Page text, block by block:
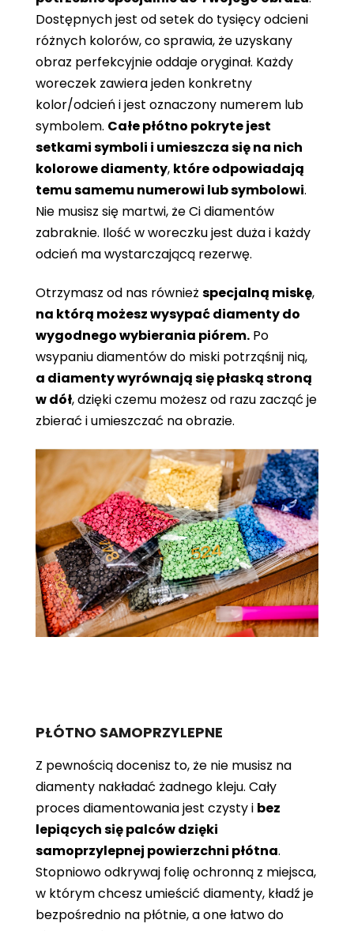
Dostępnych jest od setek do tysięcy odcieni
różnych kolorów, co sprawia, że ​​uzyskany
obraz perfekcyjnie oddaje oryginał. Każdy
woreczek zawiera jeden konkretny
kolor/odcień i jest oznaczony numerem lub
symbolem. Całe płótno pokryte jest
setkami symboli i umieszcza się na nich
kolorowe diamenty, które odpowiadają
temu samemu numerowi lub symbolowi.
Nie musisz się martwi, że Ci diamentów
zabraknie. Ilość w woreczku jest duża i każdy
odcień ma wystarczającą rezerwę.
Otrzymasz od nas również specjalną miskę,
na którą możesz wysypać diamenty do
wygodnego wybierania piórem. Po
wsypaniu diamentów do miski potrząśnij nią,
a diamenty wyrównają się płaską stroną
w dół, dzięki czemu możesz od razu zacząć je
zbierać i umieszczać na obrazie.
PŁÓTNO SAMOPRZYLEPNE
Z pewnością docenisz to, że nie musisz na
diamenty nakładać żadnego kleju. Cały
proces diamentowania jest czysty i bez
lepiących się palców dzięki
samoprzylepnej powierzchni płótna.
Stopniowo odkrywaj folię ochronną z miejsca,
w którym chcesz umieścić diamenty, kładź je
bezpośrednio na płótnie, a one łatwo do